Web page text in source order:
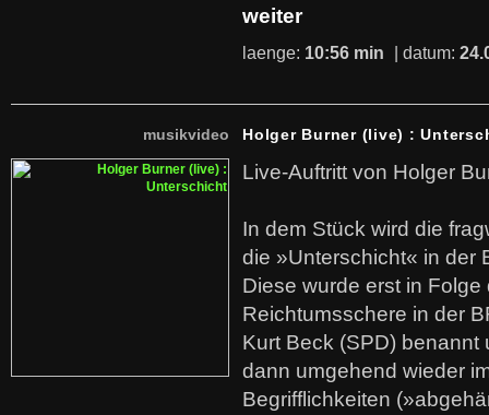
weiter
laenge: 10:56 min | datum:
musikvideo Holger Burner (live) :
Live-Auftritt von Holger
In dem Stück wird die
die »Unterschicht« in der
Diese wurde erst in
Reichtumsschere in der
Kurt Beck (SPD)
dann umgehend wieder
Begrifflichkeiten